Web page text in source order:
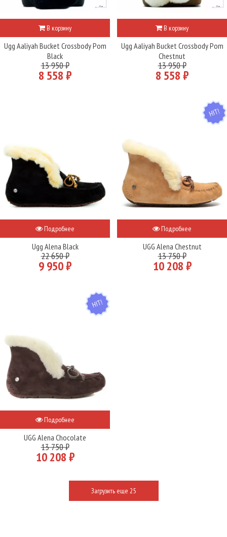
В корзину
Ugg Aaliyah Bucket Crossbody Pom
Black
13 950 ₽
8 558 ₽
В корзину
Ugg Aaliyah Bucket Crossbody Pom
Chestnut
13 950 ₽
8 558 ₽
Подробнее
Ugg Alena Black
22 650 ₽
9 950 ₽
HIT
Подробнее
UGG Alena Chestnut
13 750 ₽
10 208 ₽
HIT
Подробнее
UGG Alena Chocolate
13 750 ₽
10 208 ₽
Загрузить еще 25